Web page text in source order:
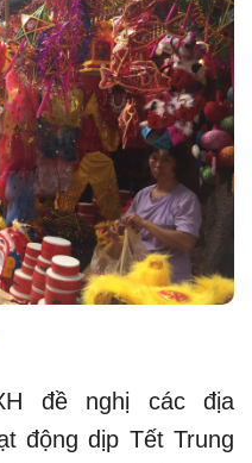
đề nghị các địa
động dịp Tết Trung